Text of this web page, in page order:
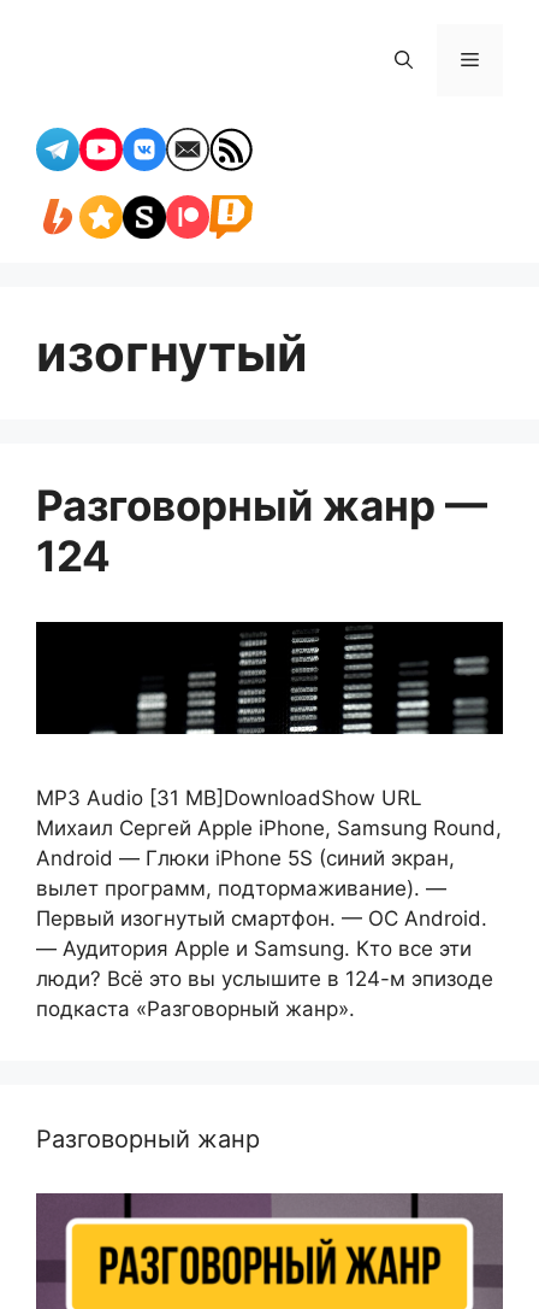
Меню
изогнутый
Разговорный жанр —
124
MP3 Audio [31 MB]DownloadShow URL
Михаил Сергей Apple iPhone, Samsung Round,
Android — Глюки iPhone 5S (синий экран,
вылет программ, подтормаживание). —
Первый изогнутый смартфон. — ОС Android.
— Аудитория Apple и Samsung. Кто все эти
люди? Всё это вы услышите в 124-м эпизоде
подкаста «Разговорный жанр».
Разговорный жанр